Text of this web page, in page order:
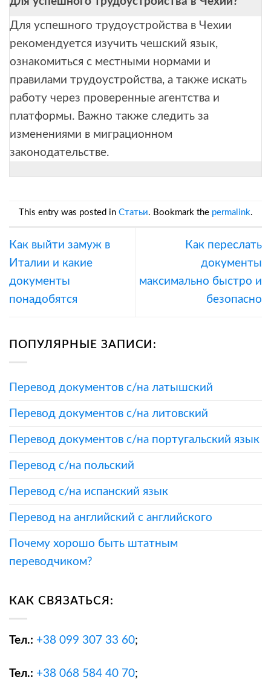
Для успешного трудоустройства в Чехии
рекомендуется изучить чешский язык,
ознакомиться с местными нормами и
правилами трудоустройства, а также искать
работу через проверенные агентства и
платформы. Важно также следить за
изменениями в миграционном
законодательстве.
This entry was posted in Статьи. Bookmark the permalink.
Как выйти замуж в
Италии и какие
документы
понадобятся
Как переслать
документы
максимально быстро и
безопасно
ПОПУЛЯРНЫЕ ЗАПИСИ:
Перевод документов с/на латышский
Перевод документов с/на литовский
Перевод документов с/на португальский язык
Перевод с/на польский
Перевод с/на испанский язык
Перевод на английский с английского
Почему хорошо быть штатным
переводчиком?
КАК СВЯЗАТЬСЯ:
Тел.: +38 099 307 33 60;
Тел.: +38 068 584 40 70;